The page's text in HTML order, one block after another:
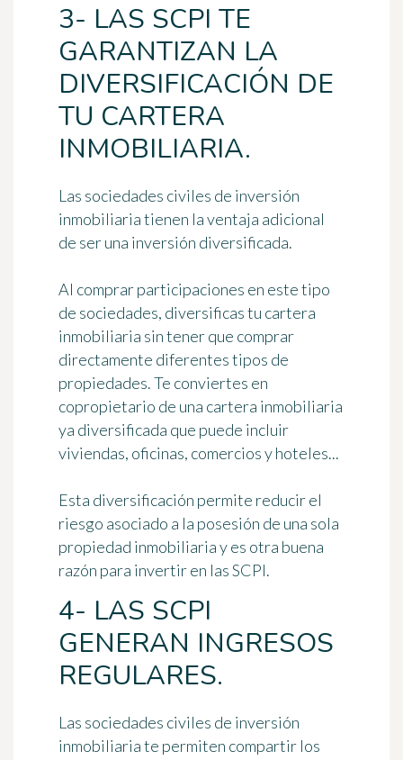
3- LAS SCPI TE
GARANTIZAN LA
DIVERSIFICACIÓN DE
TU CARTERA
INMOBILIARIA.
Las sociedades civiles de inversión
inmobiliaria tienen la ventaja adicional
de ser una inversión diversificada.
Al comprar participaciones en este tipo
de sociedades, diversificas tu cartera
inmobiliaria sin tener que comprar
directamente diferentes tipos de
propiedades. Te conviertes en
copropietario de una cartera inmobiliaria
ya diversificada que puede incluir
viviendas, oficinas, comercios y hoteles...
Esta diversificación permite reducir el
riesgo asociado a la posesión de una sola
propiedad inmobiliaria y es otra buena
razón para invertir en las SCPI.
4- LAS SCPI
GENERAN INGRESOS
REGULARES.
Las sociedades civiles de inversión
inmobiliaria te permiten compartir los